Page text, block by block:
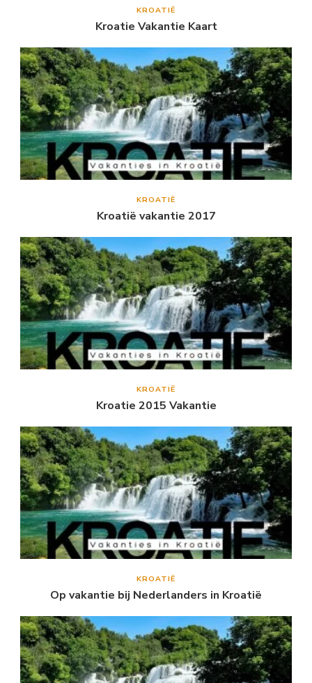
KROATIË
Kroatie Vakantie Kaart
KROATIË
Kroatië vakantie 2017
KROATIË
Kroatie 2015 Vakantie
KROATIË
Op vakantie bij Nederlanders in Kroatië